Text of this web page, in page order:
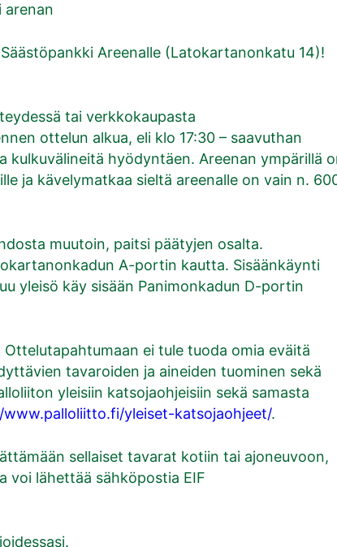
arenan
Areenalle (Latokartanonkatu 14)!
tai verkkokaupasta
ottelun alkua, eli klo 17:30 – saavuthan
kulkuvälineitä hyödyntäen. Areenan ympärillä
ja kävelymatkaa sieltä areenalle on vain n.
muutoin, paitsi päätyjen osalta.
A-portin kautta. Sisäänkäynti
yleisö käy sisään Panimonkadun D-portin
ei tule tuoda omia eväitä
tavaroiden ja aineiden tuominen sekä
yleisiin katsojaohjeisiin sekä samasta
yleiset-katsojaohjeet/.
sellaiset tavarat kotiin tai ajoneuvoon,
voi lähettää sähköpostia EIF